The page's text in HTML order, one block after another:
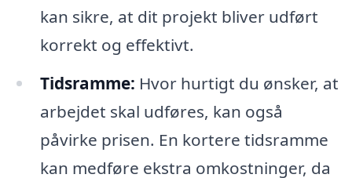
kan sikre, at dit projekt bliver udført
korrekt og effektivt.
Tidsramme: Hvor hurtigt du ønsker, at
arbejdet skal udføres, kan også
påvirke prisen. En kortere tidsramme
kan medføre ekstra omkostninger, da